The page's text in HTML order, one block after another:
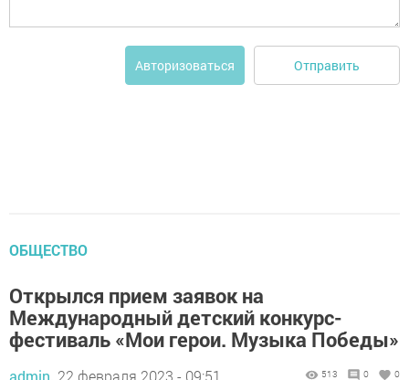
Авторизоваться Отправить
ОБЩЕСТВО
Открылся прием заявок на
Международный детский конкурс-
фестиваль «Мои герои. Музыка Победы»
513 0 0